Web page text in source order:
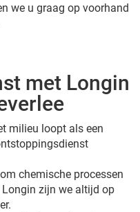
we u graag op voorhand
met Longin
milieu loopt als een
chemische processen
zijn we altijd op